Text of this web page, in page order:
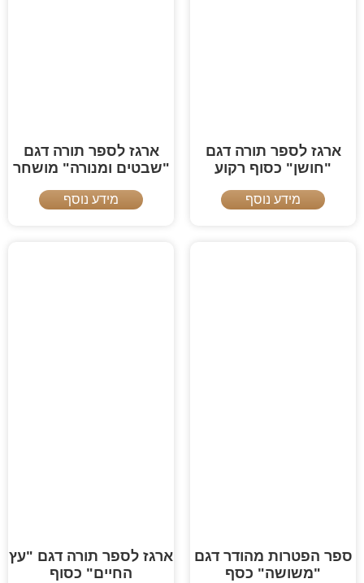
ארגז לספר תורה דגם
"חושן" כסוף רקוע
מידע נוסף
ארגז לספר תורה דגם
"שבטים ומנורה" מושחר
מידע נוסף
ספר הפטרות מהודר דגם
"משושה" כסף
ארגז לספר תורה דגם "עץ
החיים" כסוף